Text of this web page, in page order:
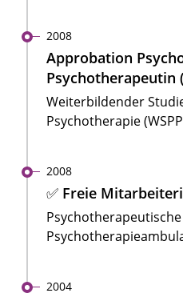
2008
Approbation
Psychotherapeutin
Weiterbildender
Psychotherapie
2008
✅ Freie
2004